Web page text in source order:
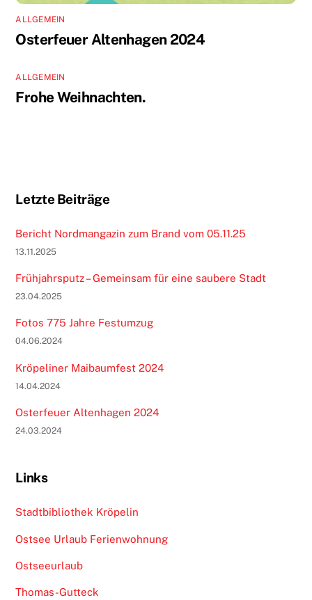
ALLGEMEIN
Osterfeuer Altenhagen 2024
ALLGEMEIN
Frohe Weihnachten.
Letzte Beiträge
Bericht Nordmangazin zum Brand vom 05.11.25
13.11.2025
Frühjahrsputz – Gemeinsam für eine saubere Stadt
23.04.2025
Fotos 775 Jahre Festumzug
04.06.2024
Kröpeliner Maibaumfest 2024
14.04.2024
Osterfeuer Altenhagen 2024
24.03.2024
Links
Stadtbibliothek Kröpelin
Ostsee Urlaub Ferienwohnung
Ostseeurlaub
Thomas-Gutteck